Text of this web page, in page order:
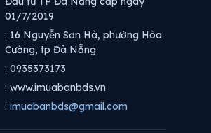
01/7/2019
: 16 Nguyễn Sơn Hà, phường Hòa
Cường, tp Đà Nẵng
: 0935373173
: www.imuabanbds.vn
: imuabanbds@gmail.com